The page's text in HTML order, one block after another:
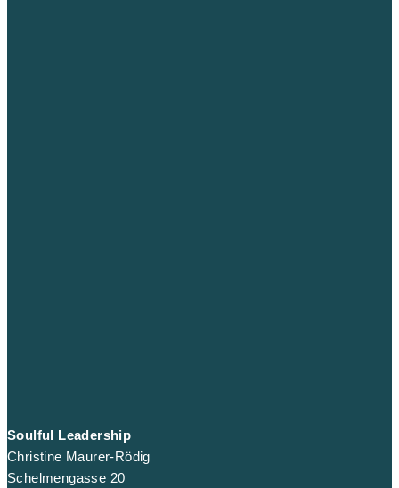
Soulful Leadership
Christine Maurer-Rödig
Schelmengasse 20